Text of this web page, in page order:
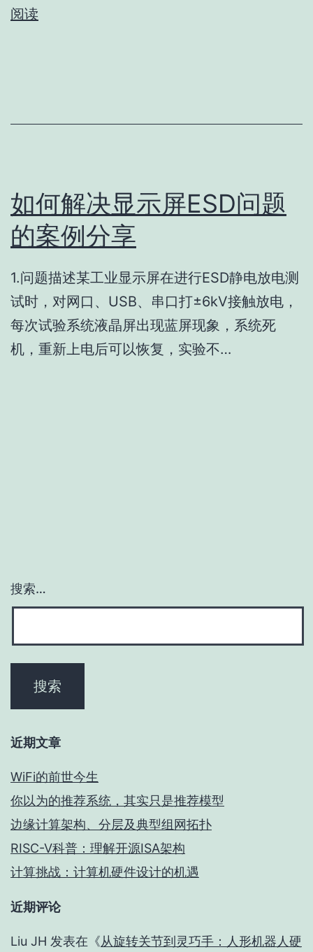
阅读
DP
显
示
屏
都
有
哪
如何解决显示屏ESD问题
的案例分享
1.问题描述某工业显示屏在进行ESD静电放电测
试时，对网口、USB、串口打±6kV接触放电，
每次试验系统液晶屏出现蓝屏现象，系统死
机，重新上电后可以恢复，实验不…
搜索…
近期文章
WiFi的前世今生
你以为的推荐系统，其实只是推荐模型
边缘计算架构、分层及典型组网拓扑
RISC-V科普：理解开源ISA架构
计算挑战：计算机硬件设计的机遇
近期评论
Liu JH 发表在《从旋转关节到灵巧手：人形机器人硬